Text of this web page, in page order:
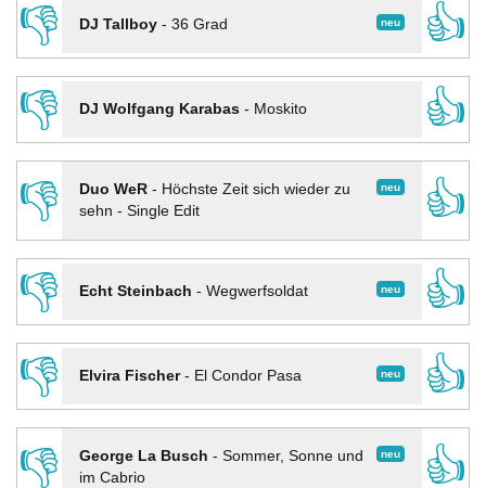
👎
neu
DJ Tallboy- 36 Grad
👍
👎
DJ Wolfgang Karabas- Moskito
👍
👎
neu
Duo WeR- Höchste Zeit sich wieder zu
sehn - Single Edit
👍
👎
neu
Echt Steinbach - Wegwerfsoldat
👍
👎
neu
Elvira Fischer- El Condor Pasa
👍
👎
neu
George La Busch - Sommer, Sonne und
im Cabrio
👍